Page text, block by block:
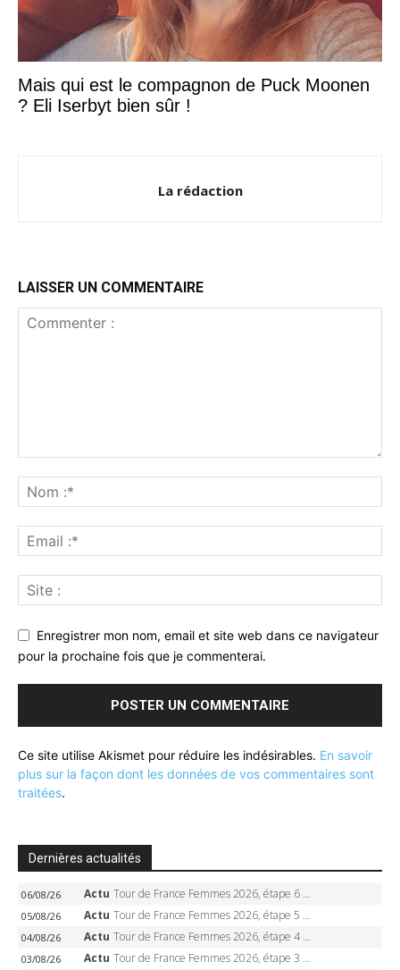
Mais qui est le compagnon de Puck Moonen
? Eli Iserbyt bien sûr !
La rédaction
LAISSER UN COMMENTAIRE
Enregistrer mon nom, email et site web dans ce navigateur
pour la prochaine fois que je commenterai.
Ce site utilise Akismet pour réduire les indésirables. En savoir
plus sur la façon dont les données de vos commentaires sont
traitées.
Dernières actualités
06/08/26 Actu Tour de France Femmes 2026, étape 6 – Kim Le Court-Pienaar gagne à Tournon, Reusser en jaune
05/08/26 Actu Tour de France Femmes 2026, étape 5 – Demi Vollering gagne à Belleville, Reusser en jaune, Ferrand-Prévot coule
04/08/26 Actu Tour de France Femmes 2026, étape 4 – Marlen Reusser écrase le chrono, Ferrand-Prévot en crise
03/08/26 Actu Tour de France Femmes 2026, étape 3 – Sigrid Haugset en solitaire, 88 km d’échappée, maillot jaune